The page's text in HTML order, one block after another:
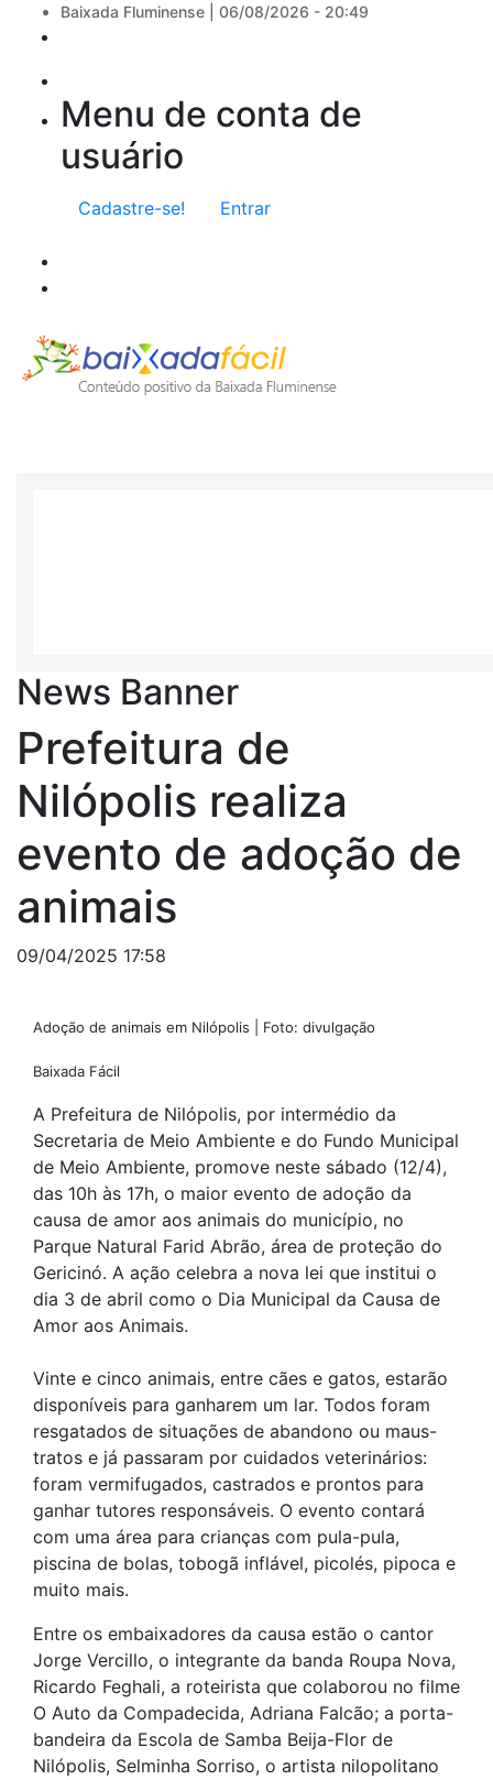
Baixada Fluminense | 06/08/2026 - 20:49
Menu de conta de
usuário
Cadastre-se! Entrar
News Banner
Prefeitura de
Nilópolis realiza
evento de adoção de
animais
09/04/2025 17:58
Adoção de animais em Nilópolis | Foto: divulgação
Baixada Fácil
A Prefeitura de Nilópolis, por intermédio da
Secretaria de Meio Ambiente e do Fundo Municipal
de Meio Ambiente, promove neste sábado (12/4),
das 10h às 17h, o maior evento de adoção da
causa de amor aos animais do município, no
Parque Natural Farid Abrão, área de proteção do
Gericinó. A ação celebra a nova lei que institui o
dia 3 de abril como o Dia Municipal da Causa de
Amor aos Animais.
Vinte e cinco animais, entre cães e gatos, estarão
disponíveis para ganharem um lar. Todos foram
resgatados de situações de abandono ou maus-
tratos e já passaram por cuidados veterinários:
foram vermifugados, castrados e prontos para
ganhar tutores responsáveis. O evento contará
com uma área para crianças com pula-pula,
piscina de bolas, tobogã inflável, picolés, pipoca e
muito mais.
Entre os embaixadores da causa estão o cantor
Jorge Vercillo, o integrante da banda Roupa Nova,
Ricardo Feghali, a roteirista que colaborou no filme
O Auto da Compadecida, Adriana Falcão; a porta-
bandeira da Escola de Samba Beija-Flor de
Nilópolis, Selminha Sorriso, o artista nilopolitano